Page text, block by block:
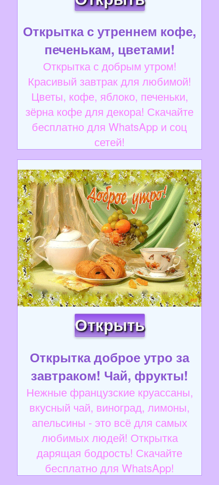
Открытка с утреннем кофе,
печенькам, цветами!
Открытка с добрым утром!
Красивый завтрак для любимой!
Цветы, кофе, яблоко, печеньки,
зёрна кофе для декора! Скачайте
бесплатно для WhatsApp и соц
сетей!
Открыть
Открытка доброе утро за
завтраком! Чай, фрукты!
Нежные французские круассаны,
вкусный чай, виноград, лимоны,
апельсины - это всё для самых
любимых людей! Открытка
дарящая бодрость! Скачайте
бесплатно для WhatsApp!